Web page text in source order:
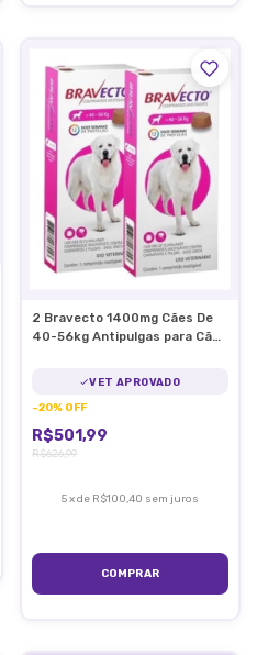
2 Bravecto 1400mg Cães De
40-56kg Antipulgas para Cães
VET APROVADO
-20% OFF
R$501,99
R$626,99
5xde R$100,40 sem juros